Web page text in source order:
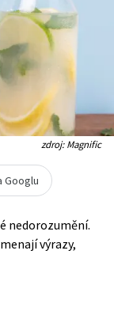
zdroj: Magnific
Googlu
nedorozumění.
výrazy,